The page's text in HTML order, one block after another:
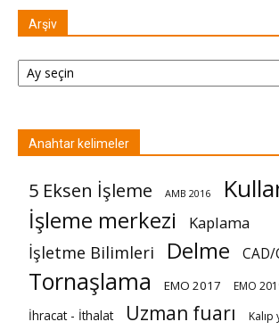
Arşiv
Arşiv
Anahtar kelimeler
5 Eksen İşleme AMB 2016
İşleme merkezi Kaplama
İşletme Bilimleri Delme CAD/
Tornaşlama EMO 2017 EMO
İhracat - İthalat Uzman fuarı Kalıp